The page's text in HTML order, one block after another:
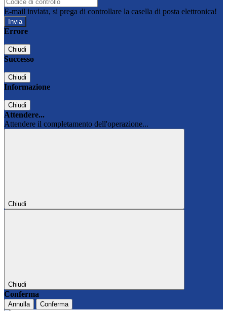
E-mail inviata, si prega di controllare la casella di posta elettronica!
Errore
Chiudi
Successo
Chiudi
Informazione
Chiudi
Attendere...
Attendere il completamento dell'operazione...
Chiudi
Chiudi
Conferma
Annulla Conferma